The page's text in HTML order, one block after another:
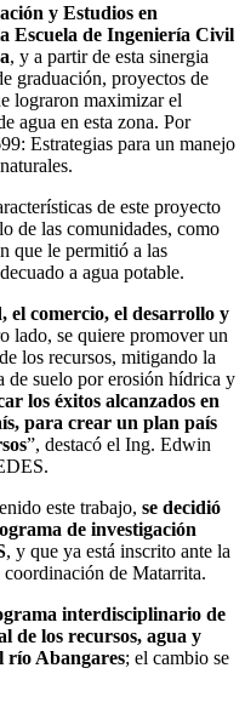
y Estudios en
Escuela de Ingeniería Civil
, y a partir de esta sinergia
graduación, proyectos de
lograron maximizar el
agua en esta zona. Por
Estrategias para un manejo
de este proyecto
de las comunidades, como
que le permitió a las
a agua potable.
el comercio, el desarrollo y
lado, se quiere promover un
los recursos, mitigando la
de suelo por erosión hídrica y
los éxitos alcanzados en
para crear un plan país
”, destacó el Ing. Edwin
este trabajo, se decidió
de investigación
, y que ya está inscrito ante la
de Matarrita.
interdisciplinario de
de los recursos, agua y
río Abangares; el cambio se